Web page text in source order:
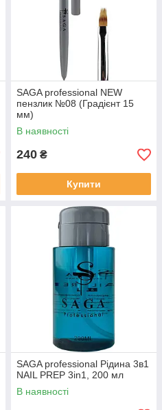
SAGA professional NEW
пензлик №08 (Градієнт 15
мм)
В наявності
240 ₴
Купити
SAGA professional Рідина 3в1
NAIL PREP 3in1, 200 мл
В наявності